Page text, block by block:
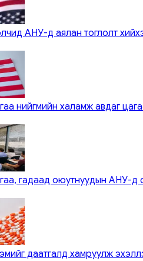
АНУ-д аялан тоглолт
нийгмийн халамж авдаг
гадаад оюутнуудын АНУ-д
даатгалд хамруулж